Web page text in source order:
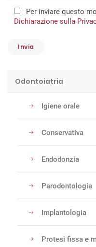
Per inviare questo
Dichiarazione sulla
Odontoiatria
Igiene orale
Conservativa
Endodonzia
Parodontologia
Implantologia
Protesi fissa e